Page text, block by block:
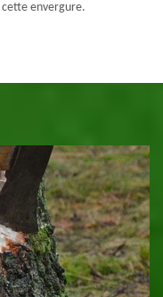
cette envergure.